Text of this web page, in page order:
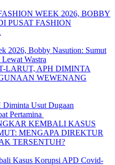
2026, Bobby Nasution: Sumut
Lewat Wastra
Usut Dugaan
Pertamina
Kasus Korupsi APD Covid-